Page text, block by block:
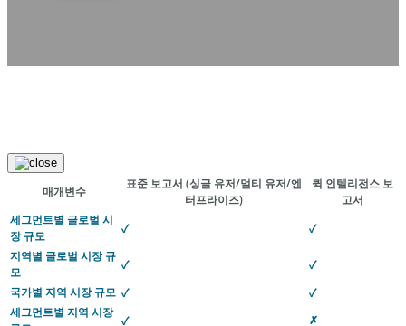
매개변수
표준 보고서 (싱글 유저/멀티 유저/엔
터프라이즈)
퀵 인텔리전스 보
고서
세그먼트별 글로벌 시
장 규모
✓
✓
지역별 글로벌 시장 규
모
✓
✓
국가별 지역 시장 규모 ✓
✓
세그먼트별 지역 시장
✓
✗